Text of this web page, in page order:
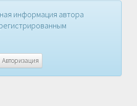
информация автора
Авторизация